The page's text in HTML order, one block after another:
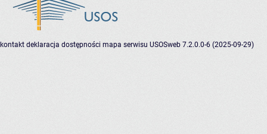
kontakt deklaracja dostępności mapa serwisu USOSweb 7.2.0.0-6 (2025-09-29)